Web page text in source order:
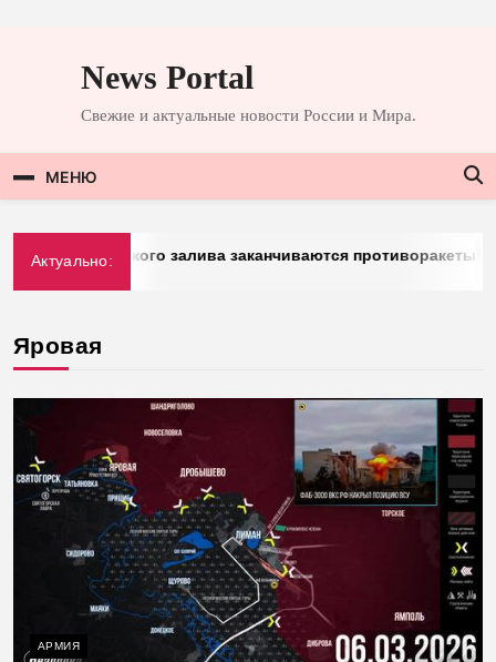
содержимомуNews Portal
Свежие и актуальные новости России и Мира.
МЕНЮ
Актуально:
Персидского залива заканчиваются противоракеты
Яровая
АРМИЯ